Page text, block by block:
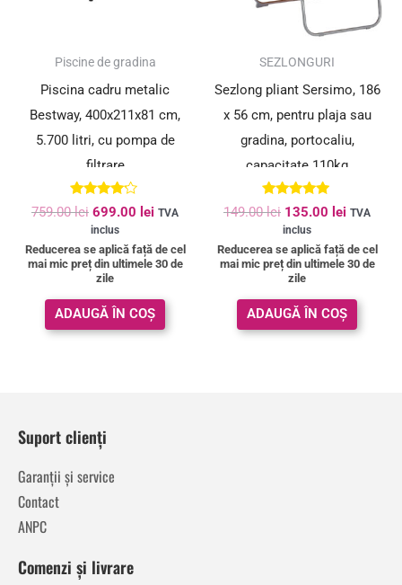
SUPER PREȚ!
Piscine de gradina
Piscina cadru metalic
Bestway, 400x211x81 cm,
5.700 litri, cu pompa de
filtrare
Evaluat la
4.00
din 5
759.00lei 699.00 lei TVA
inclus
Reducerea se aplică față de cel
mai mic preț din ultimele 30 de
zile
ADAUGĂ ÎN COȘ
SUPER PREȚ!SEZLONGURI
Sezlong pliant Sersimo, 186
x 56 cm, pentru plaja sau
gradina, portocaliu,
capacitate 110kg
Evaluat la
4.91
din 5
149.00lei 135.00 lei TVA
inclus
Reducerea se aplică față de cel
mai mic preț din ultimele 30 de
zile
ADAUGĂ ÎN COȘ
Suport clienți
Garanții și service
Contact
ANPC
Comenzi și livrare